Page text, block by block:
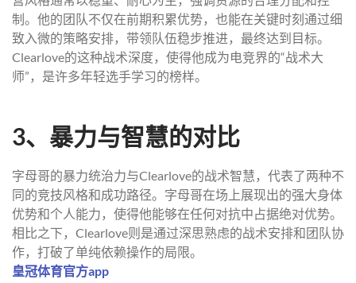
制。他的团队不仅在前期积累优势，也能在关键时刻通过细
致入微的策略安排，带领队伍稳步推进，最终达到目标。
Clearlove的这种战术深度，使得他成为电竞界的“战术大
师”，是许多年轻选手学习的榜样。
3、暴力与智慧的对比
字母哥的暴力统治力与Clearlove的战术智慧，代表了两种不
同的竞技风格和成功路径。字母哥在场上展现出的强大身体
优势和个人能力，使得他能够在任何对抗中占据绝对优势。
相比之下，Clearlove则是通过深思熟虑的战术安排和团队协
作，打破了单纯依赖操作的局限。
皇冠体育官方app